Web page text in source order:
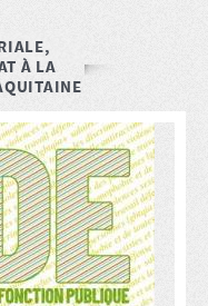
À LA